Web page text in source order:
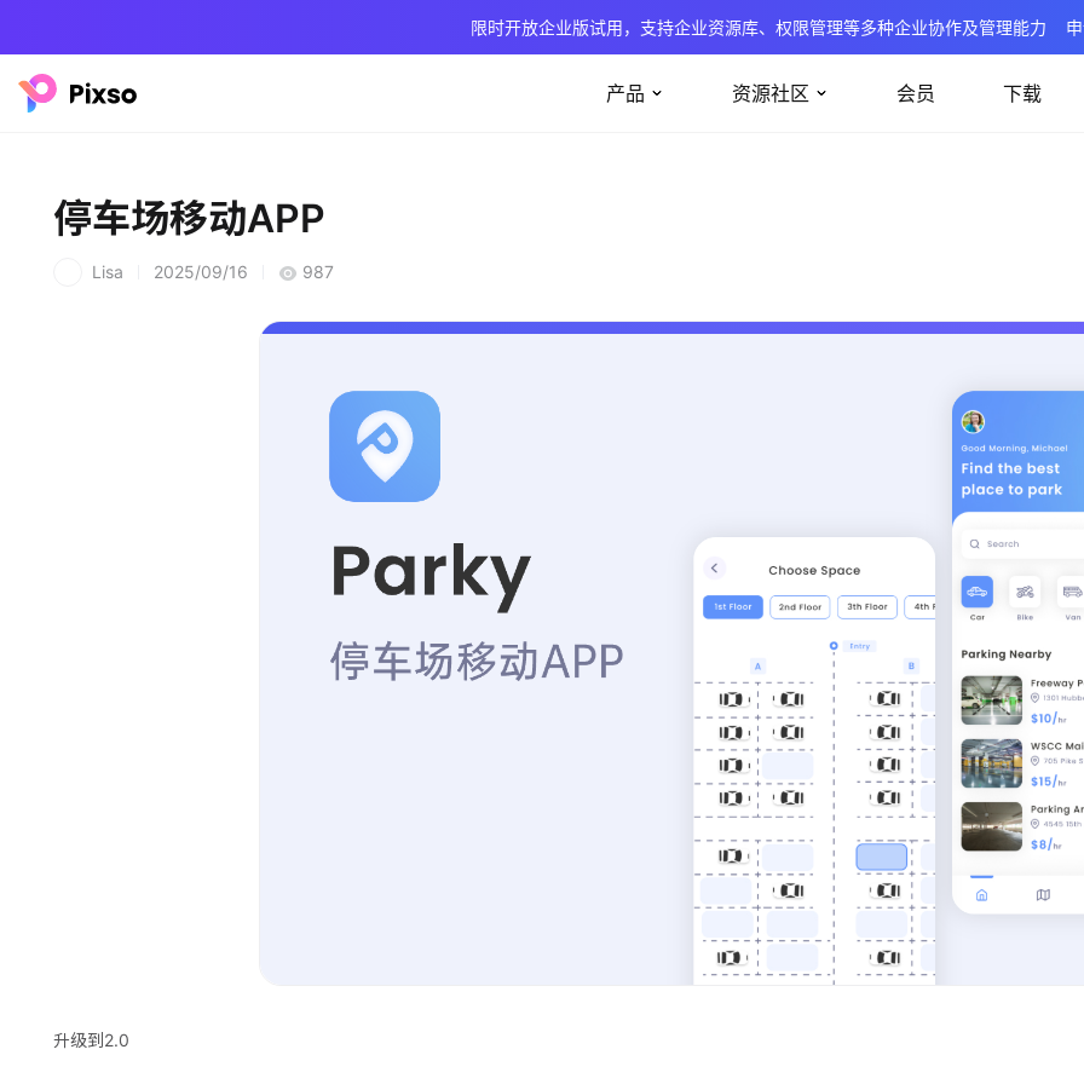
限时开放企业版试用，支持企业资源库、权限管理等多种企业协作及管理能力
产品 资源社区 会员 下载
停车场移动APP
Lisa 2025/09/16 987
升级到2.0